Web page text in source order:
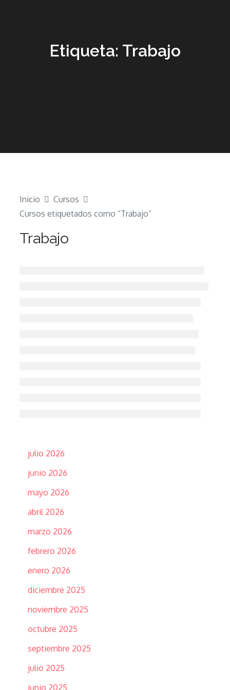
Etiqueta: Trabajo
Inicio
Cursos
Cursos etiquetados como “Trabajo”
Trabajo
julio 2026
junio 2026
mayo 2026
abril 2026
marzo 2026
febrero 2026
enero 2026
diciembre 2025
noviembre 2025
octubre 2025
septiembre 2025
julio 2025
junio 2025